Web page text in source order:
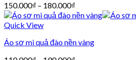
150.000₫ – 180.000₫
Quick View
Áo sơ mi quả đào nền vàng